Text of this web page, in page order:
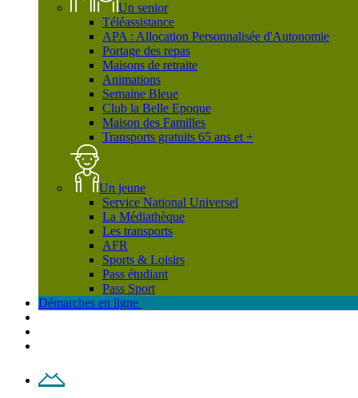
Un senior
Téléassistance
APA : Allocation Personnalisée d'Autonomie
Portage des repas
Maisons de retraite
Animations
Semaine Bleue
Club la Belle Epoque
Maison des Familles
Transports gratuits 65 ans et +
Un jeune
Service National Universel
La Médiathèque
Les transports
AFR
Sports & Loisirs
Pass étudiant
Pass Sport
Démarches en ligne
Contact